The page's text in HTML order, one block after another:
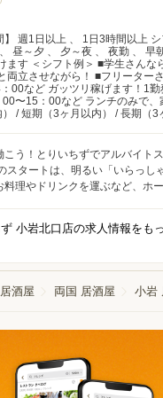
】 週1日以上 、 1日3時間以上
昼～夕 、 夕～夜 、 夜勤 、 早
ます ＜シフト例＞ ■学生さん
両立させながら！ ■フリーター
00など ガッツリ稼げます！1
〜15：00など ランチのみで、
/ 短期（3ヶ月以内） / 長期（3
！とりいちずでアルバイトスタッ
料理やドリンクを運ぶなど、ホ
小岩北口店の求人情報をも
酒屋 両国 居酒屋 小岩